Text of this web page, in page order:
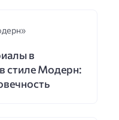
в
стиле Модерн: